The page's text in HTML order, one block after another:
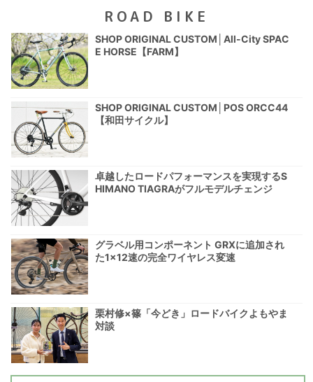
ROAD BIKE
SHOP ORIGINAL CUSTOM│All-City SPAC
E HORSE【FARM】
SHOP ORIGINAL CUSTOM│POS ORCC44
【和田サイクル】
卓越したロードパフォーマンスを実現するS
HIMANO TIAGRAがフルモデルチェンジ
グラベル用コンポーネント GRXに追加され
た1×12速の完全ワイヤレス変速
栗村修×篠「今どき」ロードバイクよもやま
対談